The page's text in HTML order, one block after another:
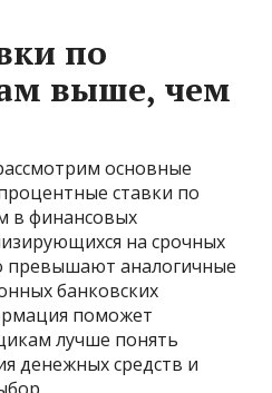
по
выше, чем
основные
ставки по
в финансовых
на срочных
превышают аналогичные
банковских
поможет
лучше понять
денежных средств и